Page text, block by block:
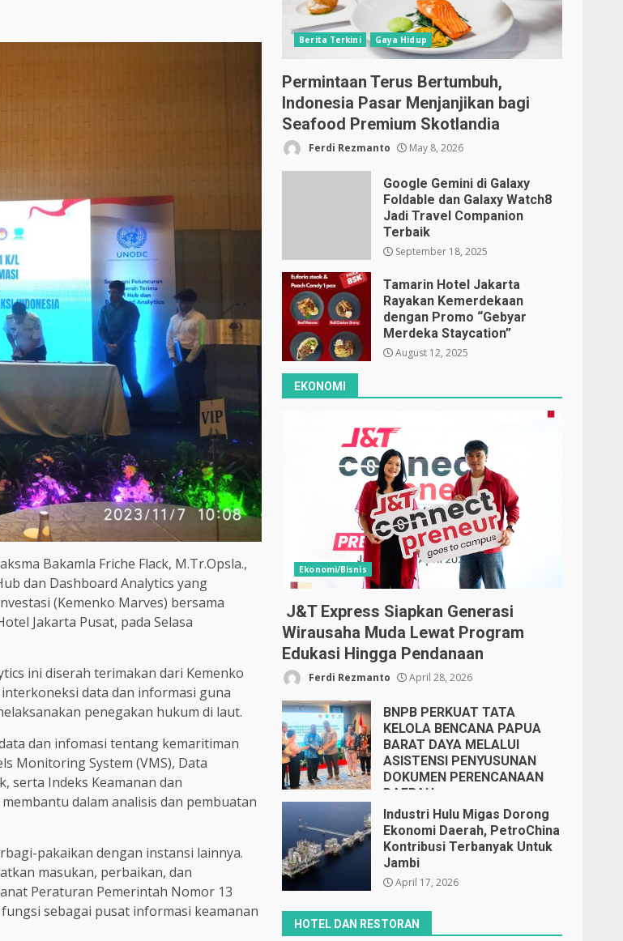
Bakamla Friche Flack, M.Tr.Opsla.,
dan Dashboard Analytics yang
(Kemenko Marves) bersama
Jakarta Pusat, pada Selasa
ini diserah terimakan dari Kemenko
data dan informasi guna
penegakan hukum di laut.
dan infomasi tentang kemaritiman
Monitoring System (VMS), Data
serta Indeks Keamanan dan
dalam analisis dan pembuatan
pakaikan dengan instansi lainnya.
masukan, perbaikan, dan
Peraturan Pemerintah Nomor 13
sebagai pusat informasi keamanan
Berita Terkini Gaya Hidup
Permintaan Terus Bertumbuh,
Indonesia Pasar Menjanjikan bagi
Seafood Premium Skotlandia
Ferdi Rezmanto May 8, 2026
Google Gemini di Galaxy
Foldable dan Galaxy Watch8
Jadi Travel Companion
Terbaik
September 18, 2025
Tamarin Hotel Jakarta
Rayakan Kemerdekaan
dengan Promo “Gebyar
Merdeka Staycation”
August 12, 2025
EKONOMI
Ekonomi/Bisnis
J&T Express Siapkan Generasi
Wirausaha Muda Lewat Program
Edukasi Hingga Pendanaan
Ferdi Rezmanto April 28, 2026
BNPB PERKUAT TATA
KELOLA BENCANA PAPUA
BARAT DAYA MELALUI
ASISTENSI PENYUSUNAN
DOKUMEN PERENCANAAN
DAERAH
April 17, 2026
Industri Hulu Migas Dorong
Ekonomi Daerah, PetroChina
Kontribusi Terbanyak Untuk
Jambi
April 17, 2026
HOTEL DAN RESTORAN